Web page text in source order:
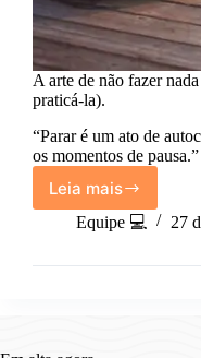
A arte de não fazer
praticá-la).
“Parar é um ato de
os momentos de pausa.”
Leia mais
A
arte
de
Equipe 💻 27